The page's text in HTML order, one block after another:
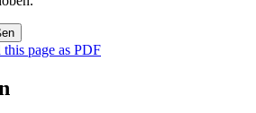
page as PDF